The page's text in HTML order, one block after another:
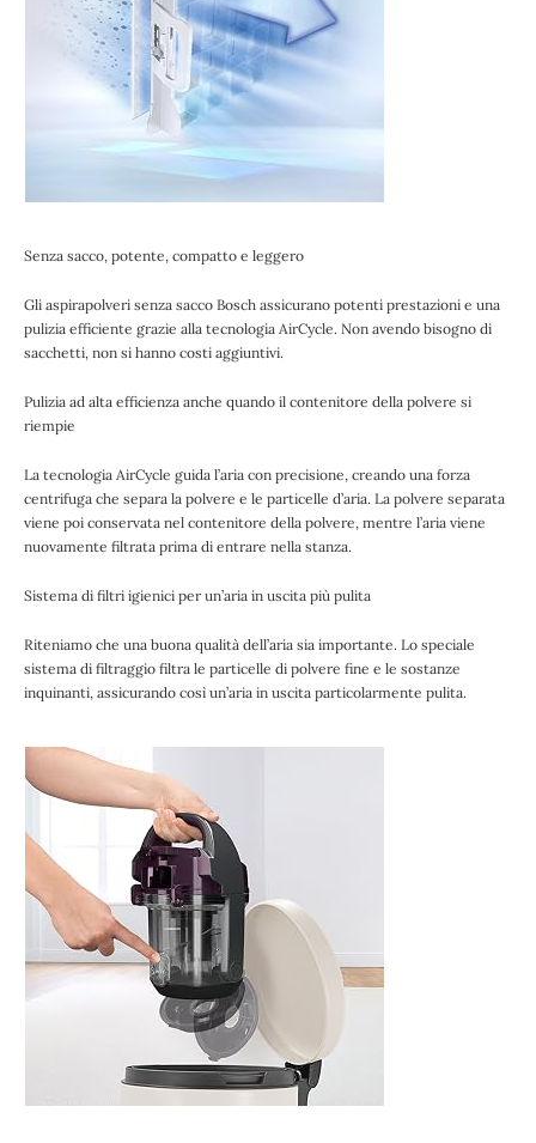
Senza sacco, potente, compatto e leggero
Gli aspirapolveri senza sacco Bosch assicurano potenti prestazioni e una
pulizia efficiente grazie alla tecnologia AirCycle. Non avendo bisogno di
sacchetti, non si hanno costi aggiuntivi.
Pulizia ad alta efficienza anche quando il contenitore della polvere si
riempie
La tecnologia AirCycle guida l’aria con precisione, creando una forza
centrifuga che separa la polvere e le particelle d’aria. La polvere separata
viene poi conservata nel contenitore della polvere, mentre l’aria viene
nuovamente filtrata prima di entrare nella stanza.
Sistema di filtri igienici per un’aria in uscita più pulita
Riteniamo che una buona qualità dell’aria sia importante. Lo speciale
sistema di filtraggio filtra le particelle di polvere fine e le sostanze
inquinanti, assicurando così un’aria in uscita particolarmente pulita.